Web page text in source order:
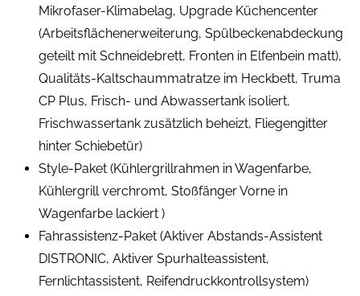
Mikrofaser-Klimabelag, Upgrade Küchencenter
(Arbeitsflächenerweiterung, Spülbeckenabdeckung
geteilt mit Schneidebrett, Fronten in Elfenbein matt),
Qualitäts-Kaltschaummatratze im Heckbett, Truma
CP Plus, Frisch- und Abwassertank isoliert,
Frischwassertank zusätzlich beheizt, Fliegengitter
hinter Schiebetür)
Style-Paket (Kühlergrillrahmen in Wagenfarbe,
Kühlergrill verchromt, Stoßfänger Vorne in
Wagenfarbe lackiert )
Fahrassistenz-Paket (Aktiver Abstands-Assistent
DISTRONIC, Aktiver Spurhalteassistent,
Fernlichtassistent, Reifendruckkontrollsystem)